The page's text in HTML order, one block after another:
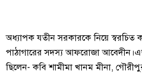
অধ্যাপক যতীন সরকারকে নিয়ে স্বরচিত
পাঠাগারের সদস্য আফরোজা
ছিলেন- কবি শামীমা খানম মীনা,